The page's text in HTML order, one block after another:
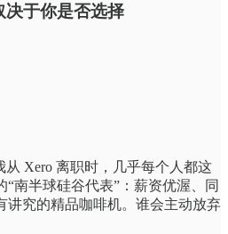
决于你是否选择
Xero 离职时，几乎每个人都这
南半球硅谷代表”：薪资优渥、同
讲究的精品咖啡机。谁会主动放弃